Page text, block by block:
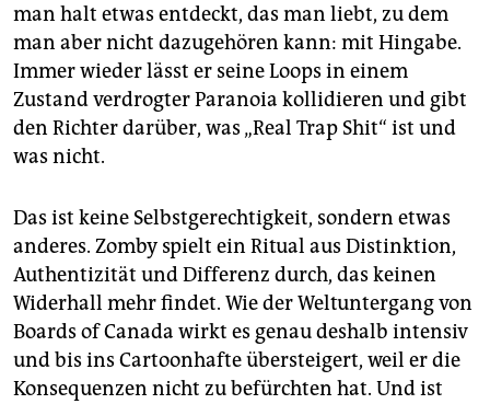
man halt etwas entdeckt, das man liebt, zu dem
man aber nicht dazugehören kann: mit Hingabe.
Immer wieder lässt er seine Loops in einem
Zustand verdrogter Paranoia kollidieren und gibt
den Richter darüber, was „Real Trap Shit“ ist und
was nicht.
Das ist keine Selbstgerechtigkeit, sondern etwas
anderes. Zomby spielt ein Ritual aus Distinktion,
Authentizität und Differenz durch, das keinen
Widerhall mehr findet. Wie der Weltuntergang von
Boards of Canada wirkt es genau deshalb intensiv
und bis ins Cartoonhafte übersteigert, weil er die
Konsequenzen nicht zu befürchten hat. Und ist